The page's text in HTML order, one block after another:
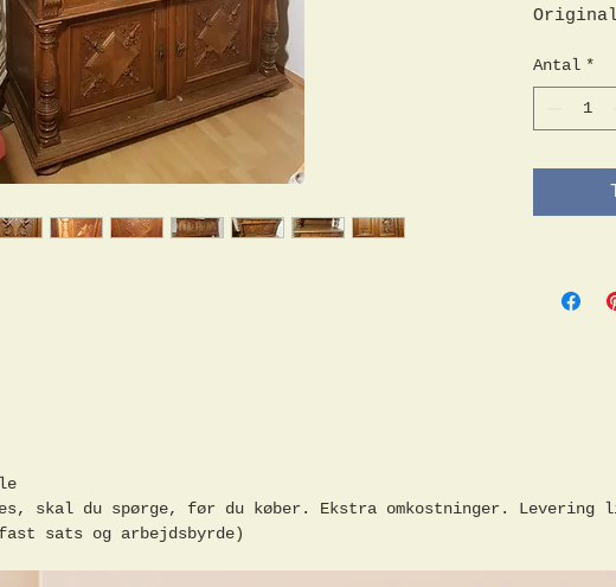
ca.
Skabet
viser
Kan
døre
120cm
Antal *
skal du spørge, før du køber. Ekstra omkostninger.
sats og arbejdsbyrde)